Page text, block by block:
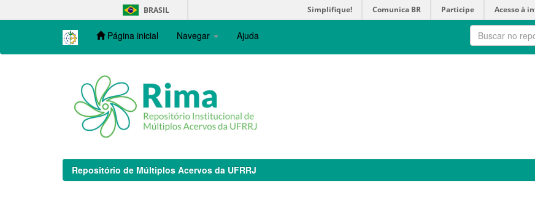
navigation
BRASIL Simplifique! Comunica BR Participe Acesso à
Página inicial Navegar Ajuda
Repositório de Múltiplos Acervos da UFRRJ